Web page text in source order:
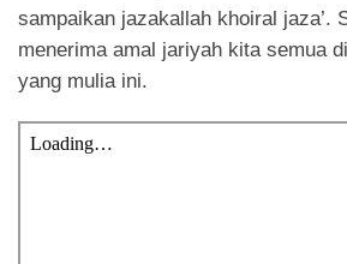
sampaikan jazakallah khoiral jaza’.
menerima amal jariyah kita semua
yang mulia ini.